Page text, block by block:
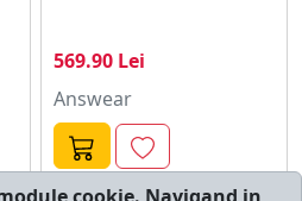
569.90 Lei
Answear